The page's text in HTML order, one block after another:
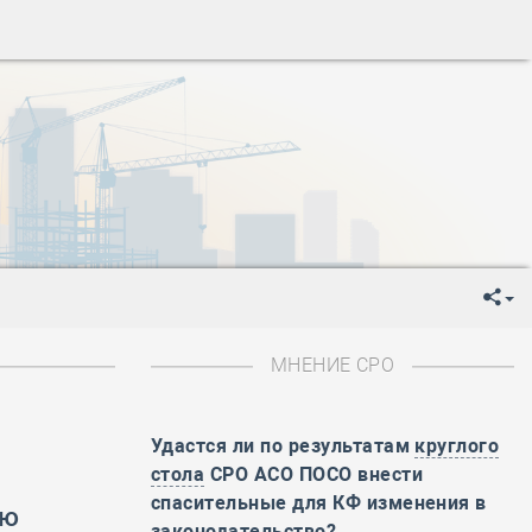
День Государственного флага Российской Федерации
-День знаний
День сотрудника органов внутренних дел РФ
День полного освобождения Ленинграда от фашистской
Весны и Труда
Победы!
День Государственного флага Российской Федерации
День полного освобождения Ленинграда от фашистской
Победы!
МНЕНИЕ СРО
Удастся ли по результатам круглого
стола СРО АСО ПОСО внести
спасительные для КФ изменения в